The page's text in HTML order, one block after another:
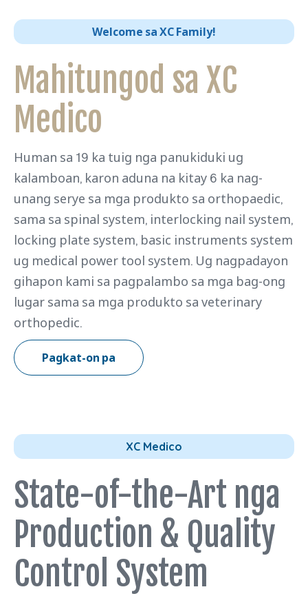
Welcome sa XC Family!
Mahitungod sa XC
Medico
Human sa 19 ka tuig nga panukiduki ug
kalamboan, karon aduna na kitay 6 ka nag-
unang serye sa mga produkto sa orthopaedic,
sama sa spinal system, interlocking nail system,
locking plate system, basic instruments system
ug medical power tool system. Ug nagpadayon
gihapon kami sa pagpalambo sa mga bag-ong
lugar sama sa mga produkto sa veterinary
orthopedic.
Pagkat-on pa
XC Medico
State-of-the-Art nga
Production & Quality
Control System